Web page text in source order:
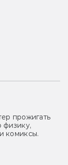
прожигать
физику,
комиксы.